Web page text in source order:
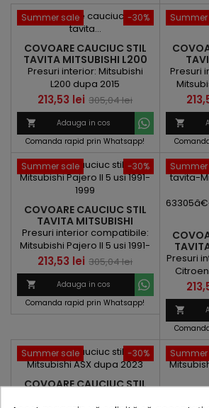
-30%
Summer sale
COVOARE CAUCIUC STIL
TAVITA MITSUBISHI L200
DUPA 2015
Presuri interior: Mitsubishi
L200 dupa 2015
Pret
213,53 lei Pret
de
baza
305,04 lei

Adauga in cos
Comanda rapid prin Whatsapp!
Presuri
Pret

-30%
Summer sale
COVOARE CAUCIUC STIL
TAVITA MITSUBISHI
PAJERO II 5 USI 1991-1999
Presuri interior compatibile:
Mitsubishi Pajero II 5 usi 1991-
1999
Pret
213,53 lei Pret
de
baza
305,04 lei

Adauga in cos
Comanda rapid prin Whatsapp!
Presuri
2012 -
Pret

-30%
Summer sale
COVOARE CAUCIUC STIL